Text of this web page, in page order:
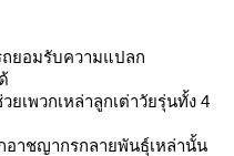
ยอมรับความแปลก
เพวกเหล่าลูกเต่าวัยรุ่นทั้ง 4
อาชญากรกลายพันธุ์เหล่านั้น